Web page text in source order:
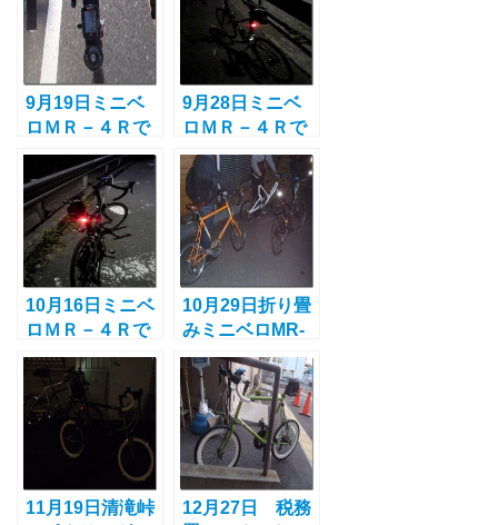
9月19日ミニベ
ロＭＲ－４Ｒで
鶴見にぶらりと
ポタリング
9月28日ミニベ
ロＭＲ－４Ｒで
清滝峠と鶴見緑
地へポタリング
10月16日ミニベ
ロＭＲ－４Ｒで
清滝峠にポタリ
ング
10月29日折り畳
みミニベロMR-
20と清滝ポタリ
ング
11月19日清滝峠
12月27日 税務